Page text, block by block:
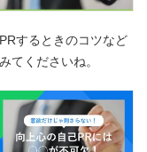
するときのコツなど
てくださいね。